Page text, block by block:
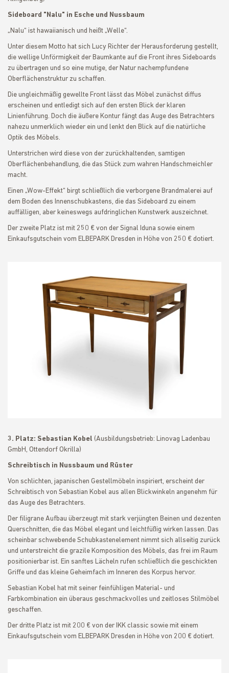
Sideboard "Nalu" in Esche und Nussbaum
„Nalu“ ist hawaiianisch und heißt „Welle“.
Unter diesem Motto hat sich Lucy Richter der Herausforderung gestellt,
die wellige Unförmigkeit der Baumkante auf die Front ihres Sideboards
zu übertragen und so eine mutige, der Natur nachempfundene
Oberflächenstruktur zu schaffen.
Die ungleichmäßig gewellte Front lässt das Möbel zunächst diffus
erscheinen und entledigt sich auf den ersten Blick der klaren
Linienführung. Doch die äußere Kontur fängt das Auge des Betrachters
nahezu unmerklich wieder ein und lenkt den Blick auf die natürliche
Optik des Möbels.
Unterstrichen wird diese von der zurückhaltenden, samtigen
Oberflächenbehandlung, die das Stück zum wahren Handschmeichler
macht.
Einen „Wow-Effekt“ birgt schließlich die verborgene Brandmalerei auf
dem Boden des Innenschubkastens, die das Sideboard zu einem
auffälligen, aber keineswegs aufdringlichen Kunstwerk auszeichnet.
Der zweite Platz ist mit 250 € von der Signal Iduna sowie einem
Einkaufsgutschein vom ELBEPARK Dresden in Höhe von 250 € dotiert.
3. Platz: Sebastian Kobel (Ausbildungsbetrieb: Linovag Ladenbau
GmbH, Ottendorf Okrilla)
Schreibtisch in Nussbaum und Rüster
Von schlichten, japanischen Gestellmöbeln inspiriert, erscheint der
Schreibtisch von Sebastian Kobel aus allen Blickwinkeln angenehm für
das Auge des Betrachters.
Der filigrane Aufbau überzeugt mit stark verjüngten Beinen und dezenten
Querschnitten, die das Möbel elegant und leichtfüßig wirken lassen. Das
scheinbar schwebende Schubkastenelement nimmt sich allseitig zurück
und unterstreicht die grazile Komposition des Möbels, das frei im Raum
positionierbar ist. Ein sanftes Lächeln rufen schließlich die geschickten
Griffe und das kleine Geheimfach im Inneren des Korpus hervor.
Sebastian Kobel hat mit seiner feinfühligen Material- und
Farbkombination ein überaus geschmackvolles und zeitloses Stilmöbel
geschaffen.
Der dritte Platz ist mit 200 € von der IKK classic sowie mit einem
Einkaufsgutschein vom ELBEPARK Dresden in Höhe von 200 € dotiert.